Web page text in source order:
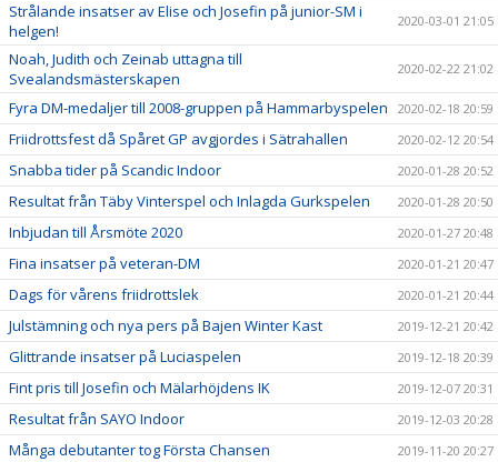
Strålande insatser av Elise och Josefin på junior-SM i
helgen!
2020-03-01 21:05
Noah, Judith och Zeinab uttagna till
Svealandsmästerskapen
2020-02-22 21:02
Fyra DM-medaljer till 2008-gruppen på Hammarbyspelen 2020-02-18 20:59
Friidrottsfest då Spåret GP avgjordes i Sätrahallen 2020-02-12 20:54
Snabba tider på Scandic Indoor 2020-01-28 20:52
Resultat från Täby Vinterspel och Inlagda Gurkspelen 2020-01-28 20:50
Inbjudan till Årsmöte 2020 2020-01-27 20:48
Fina insatser på veteran-DM 2020-01-21 20:47
Dags för vårens friidrottslek 2020-01-21 20:44
Julstämning och nya pers på Bajen Winter Kast 2019-12-21 20:42
Glittrande insatser på Luciaspelen 2019-12-18 20:39
Fint pris till Josefin och Mälarhöjdens IK 2019-12-07 20:31
Resultat från SAYO Indoor 2019-12-03 20:28
Många debutanter tog Första Chansen 2019-11-20 20:27